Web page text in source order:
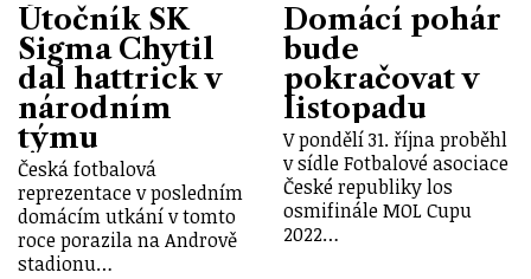
Útočník SK
Sigma Chytil
dal hattrick v
národním
týmu
Česká fotbalová
reprezentace v posledním
domácím utkání v tomto
roce porazila na Andrově
stadionu…
Domácí pohár
bude
pokračovat v
listopadu
V pondělí 31. října proběhl
v sídle Fotbalové asociace
České republiky los
osmifinále MOL Cupu
2022…